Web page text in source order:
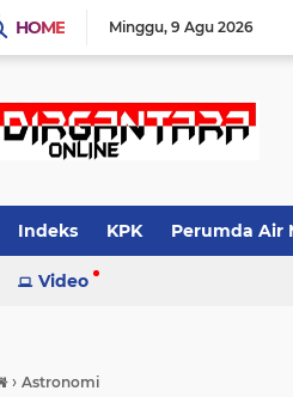
HOME Minggu 9 Agu 2026
Indeks KPK Perumda Air
Video
› Astronomi